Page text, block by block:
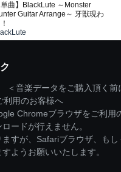
単曲】BlackLute ～Monster
Guitar Arrange～ 牙獣現わ
音楽データをご購入頂く前
利用のお客様へ
Chromeブラウザをご利用
ードが行えません。
すが、Safariブラウザ、もし
ようお願いいたします。